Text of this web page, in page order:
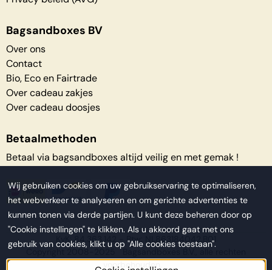
Bagsandboxes BV
Over ons
Contact
Bio, Eco en Fairtrade
Over cadeau zakjes
Over cadeau doosjes
Betaalmethoden
Betaal via bagsandboxes altijd veilig en met gemak !
KvK: 84.363.142 - Btw: NL863184042.B01
Copyright 2008-2025 Bagsandboxes B.V., alle rechten
voorbehouden.
Wij gebruiken cookies om uw gebruikservaring te optimaliseren,
het webverkeer te analyseren en om gerichte advertenties te
kunnen tonen via derde partijen. U kunt deze beheren door op
"Cookie instellingen" te klikken. Als u akkoord gaat met ons
gebruik van cookies, klikt u op "Alle cookies toestaan".